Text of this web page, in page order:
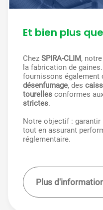
Et bien plus
Chez SPIRA-CLIM,
la fabrication de
fournissons également
désenfumage, des
tourelles conformes
strictes.
Notre objectif : garantir
tout en assurant
réglementaire.
Plus